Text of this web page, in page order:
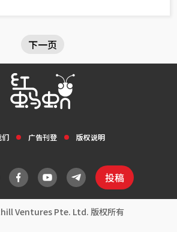
下一页
们 广告刊登 版权说明
投稿
Ventures Pte. Ltd. 版权所有